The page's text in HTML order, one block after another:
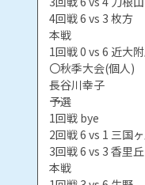
4回戦 6 vs 3 枚方
本戦
1回戦 0 vs 6 近大
〇秋季大会(個人)
長谷川幸子
予選
1回戦 bye
2回戦 6 vs 1 三国
3回戦 6 vs 3 香里丘
本戦